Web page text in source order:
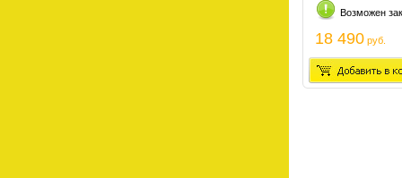
Возможен
18 490 руб.